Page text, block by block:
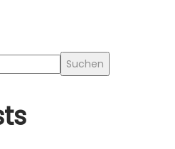
Suchen